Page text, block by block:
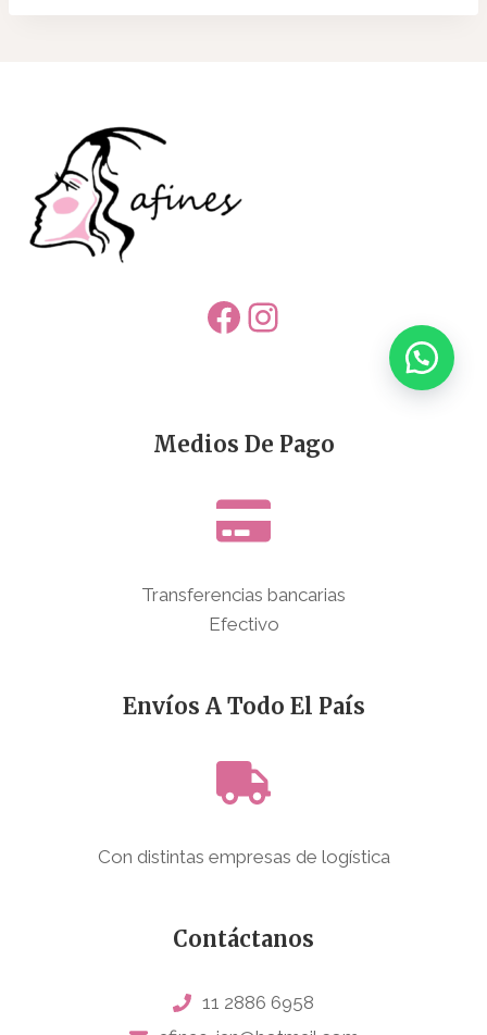
Facebook
Instagram
Medios De Pago
Transferencias bancarias
Efectivo
Envíos A Todo El País
Con distintas empresas de logística
Contáctanos
11 2886 6958